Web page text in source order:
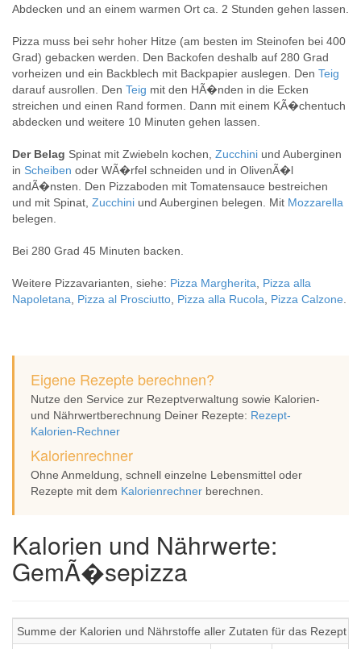
Abdecken und an einem warmen Ort ca. 2 Stunden gehen lassen.
Pizza muss bei sehr hoher Hitze (am besten im Steinofen bei 400
Grad) gebacken werden. Den Backofen deshalb auf 280 Grad
vorheizen und ein Backblech mit Backpapier auslegen. Den Teig
darauf ausrollen. Den Teig mit den HÃ�nden in die Ecken
streichen und einen Rand formen. Dann mit einem KÃ�chentuch
abdecken und weitere 10 Minuten gehen lassen.
Der Belag Spinat mit Zwiebeln kochen, Zucchini und Auberginen
in Scheiben oder WÃ�rfel schneiden und in OlivenÃ�l
andÃ�nsten. Den Pizzaboden mit Tomatensauce bestreichen
und mit Spinat, Zucchini und Auberginen belegen. Mit Mozzarella
belegen.
Bei 280 Grad 45 Minuten backen.
Weitere Pizzavarianten, siehe: Pizza Margherita
Pizza alla
Napoletana
Pizza al Prosciutto Pizza alla Rucola Pizza Calzone
Eigene Rezepte berechnen?
Nutze den Service zur Rezeptverwaltung sowie Kalorien-
und Nährwertberechnung Deiner Rezepte: Rezept-
Kalorien-Rechner
Kalorienrechner
Ohne Anmeldung, schnell einzelne Lebensmittel oder
Rezepte mit dem Kalorienrechner berechnen.
Kalorien und Nährwerte:
GemÃ�sepizza
Summe der Kalorien und Nährstoffe aller Zutaten für das Rezept